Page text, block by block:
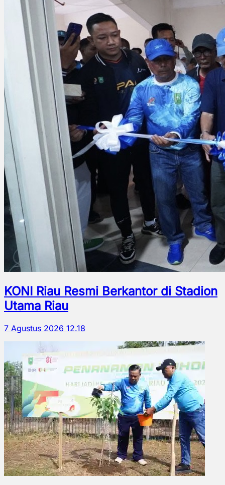
KONI Riau Resmi Berkantor di Stadion
Utama Riau
7 Agustus 2026 12.18